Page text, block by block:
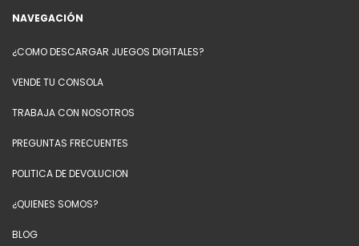
NAVEGACIÓN
¿COMO DESCARGAR JUEGOS DIGITALES?
VENDE TU CONSOLA
TRABAJA CON NOSOTROS
PREGUNTAS FRECUENTES
POLITICA DE DEVOLUCION
¿QUIENES SOMOS?
BLOG